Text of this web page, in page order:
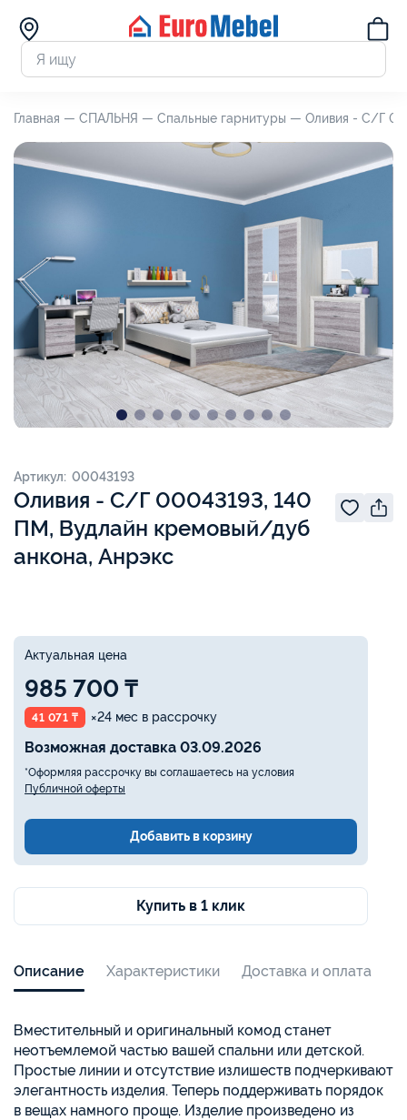
Главная — СПАЛЬНЯ — Спальные гарнитуры — Оливия - С/Г
Оливия - С/Г 00043193, 140
ПМ, Вудлайн кремовый/дуб
анкона, Анрэкс
Артикул: 00043193
Актуальная цена
985 700 ₸
41 071 ₸ ×24 мес в рассрочку
Возможная доставка 03.09.2026
*Оформляя рассрочку вы соглашаетесь на условия
Публичной оферты
Добавить в корзину
Купить в 1 клик
Описание Характеристики Доставка и оплата
Вместительный и оригинальный комод станет
неотъемлемой частью вашей спальни или детской.
Простые линии и отсутствие излишеств подчеркивают
элегантность изделия. Теперь поддерживать порядок
в вещах намного проще. Изделие произведено из